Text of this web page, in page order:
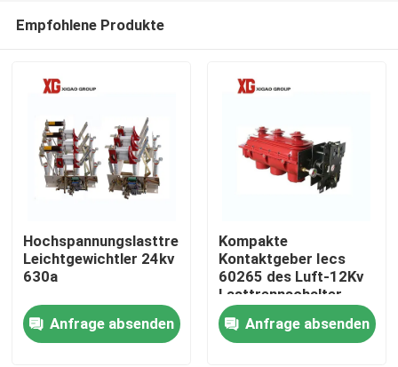
Empfohlene Produkte
Hochspannungslasttrennschalter-
Leichtgewichtler 24kv
630a
Anfrage absenden
Kompakte
Kontaktgeber Iecs
60265 des Luft-12Kv
Lasttrennschalter-
drei
Anfrage absenden